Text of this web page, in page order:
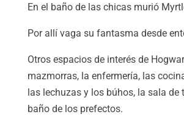
En el baño de las chicas murió
Por allí vaga su fantasma desde
Otros espacios de interés de
mazmorras, la enfermería, las
las lechuzas y los búhos, la sala de
baño de los prefectos.